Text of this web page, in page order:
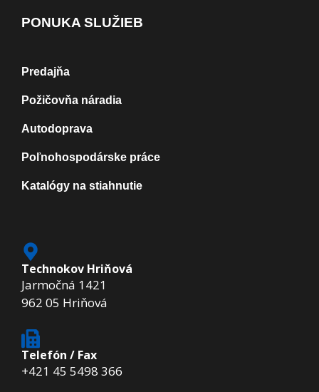
PONUKA SLUŽIEB
Predajňa
Požičovňa náradia
Autodoprava
Poľnohospodárske práce
Katalógy na stiahnutie
Technokov Hriňová
Jarmočná 1421
962 05 Hriňová
Telefón / Fax
+421 45 5498 366